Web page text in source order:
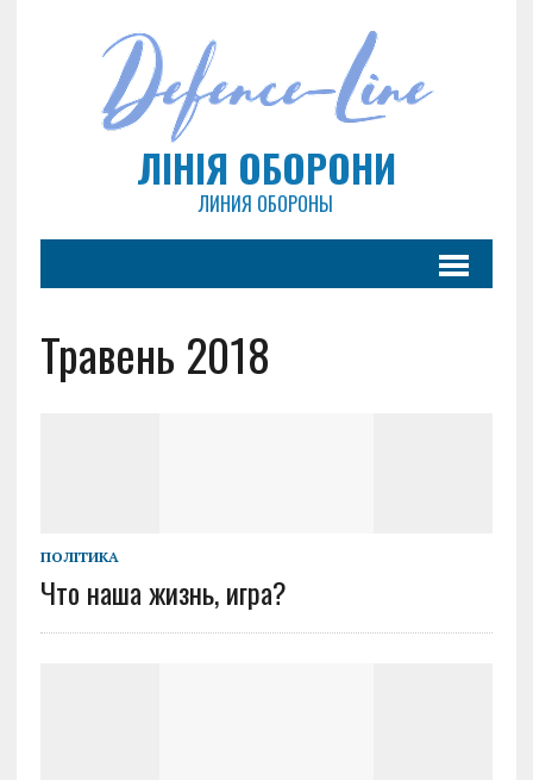
ЛІНІЯ ОБОРОНИ
ЛИНИЯ ОБОРОНЫ
Травень 2018
ПОЛІТИКА
Что наша жизнь, игра?